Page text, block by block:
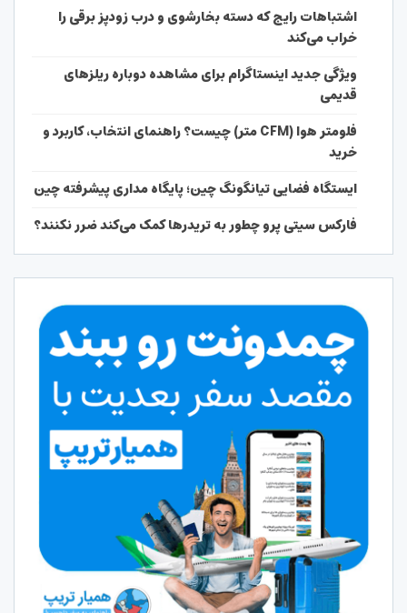
اشتباهات رایج که دسته بخارشوی و درب زودپز برقی را
خراب می‌کند
ویژگی جدید اینستاگرام برای مشاهده دوباره ریلزهای
قدیمی
فلومتر هوا (CFM متر) چیست؟ راهنمای انتخاب، کاربرد و
خرید
ایستگاه فضایی تیانگونگ چین؛ پایگاه مداری پیشرفته چین
فارکس سیتی پرو چطور به تریدرها کمک می‌کند ضرر نکنند؟